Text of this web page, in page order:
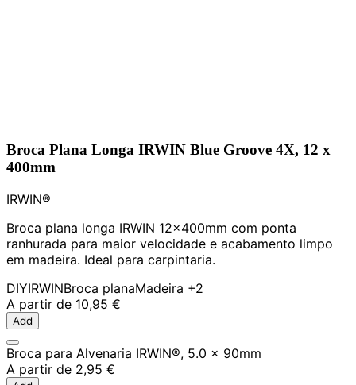
Broca Plana Longa IRWIN Blue Groove 4X, 12 x
400mm
IRWIN®
Broca plana longa IRWIN 12x400mm com ponta
ranhurada para maior velocidade e acabamento limpo
em madeira. Ideal para carpintaria.
DIYIRWINBroca planaMadeira +2
A partir de 10,95 €
Add
Broca para Alvenaria IRWIN®, 5.0 x 90mm
A partir de 2,95 €